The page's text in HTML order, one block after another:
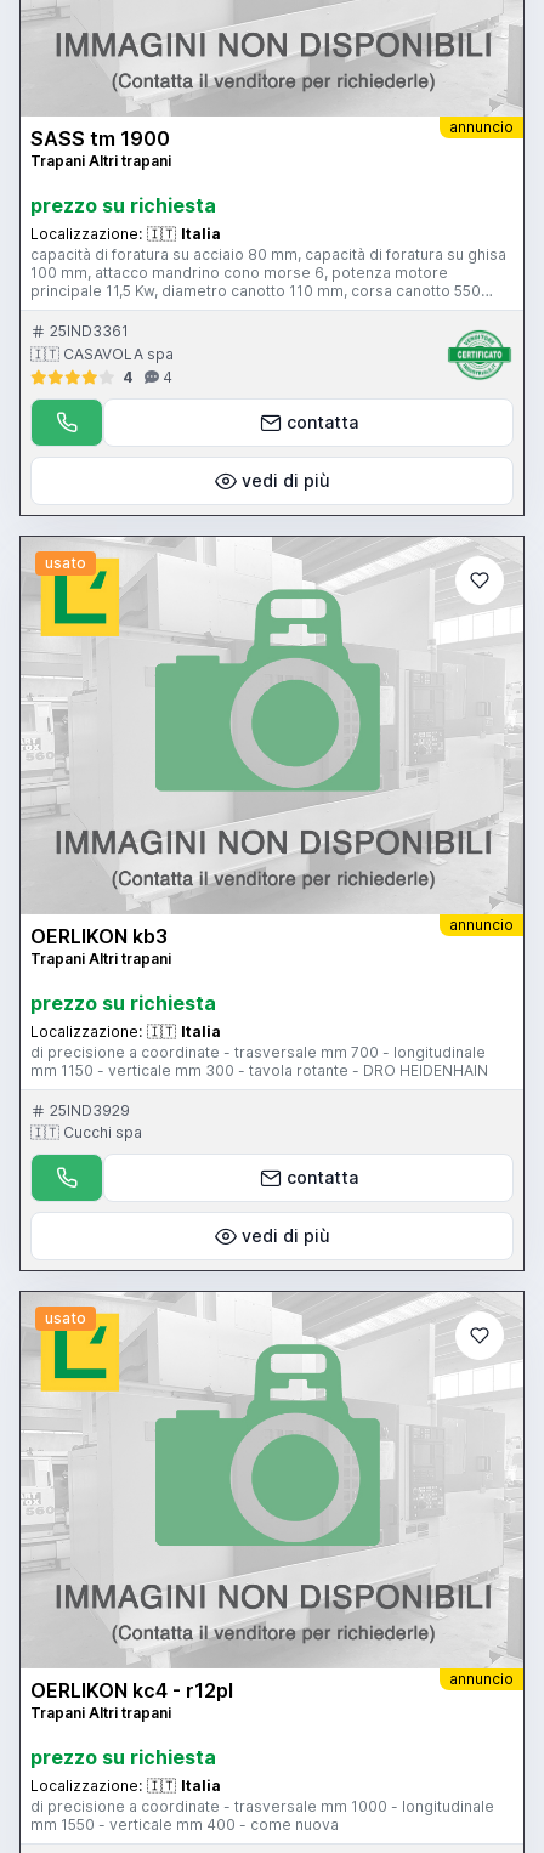
annuncio
SASS tm 1900
Trapani Altri trapani
prezzo su richiesta
Localizzazione: 🇮🇹 Italia
capacità di foratura su acciaio 80 mm, capacità di foratura su ghisa
100 mm, attacco mandrino cono morse 6, potenza motore
principale 11,5 Kw, diametro canotto 110 mm, corsa canotto 550
mm, sbraccio 1.900 mm, con cubo
25IND3361
🇮🇹 CASAVOLA spa
4
4
contatta
vedi di più
usato
annuncio
OERLIKON kb3
Trapani Altri trapani
prezzo su richiesta
Localizzazione: 🇮🇹 Italia
di precisione a coordinate - trasversale mm 700 - longitudinale
mm 1150 - verticale mm 300 - tavola rotante - DRO HEIDENHAIN
25IND3929
🇮🇹 Cucchi spa
contatta
vedi di più
usato
annuncio
OERLIKON kc4 - r12pl
Trapani Altri trapani
prezzo su richiesta
Localizzazione: 🇮🇹 Italia
di precisione a coordinate - trasversale mm 1000 - longitudinale
mm 1550 - verticale mm 400 - come nuova